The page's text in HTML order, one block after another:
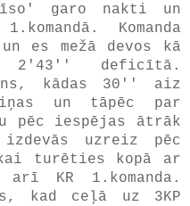
garo nakti un
Komanda
es mežā devos kā
2'43'' deficītā.
kādas 30'' aiz
un tāpēc par
pēc iespējas ātrāk
uzreiz pēc
turēties kopā ar
KR 1.komanda.
kad ceļā uz 3KP